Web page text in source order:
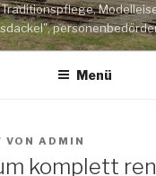
Menü
VON ADMIN
komplett